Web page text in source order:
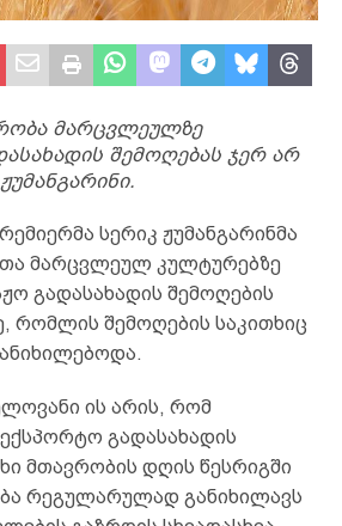
მარცვლეულზე
შემოღებას ჯერ არ
სერიკ ჟუმანგარინმა
მარცვლეულ კულტურებზე
გადასახადის შემოღების
რომლის შემოღების საკითხიც
ის არის, რომ
გადასახადის
მთავრობის დღის წესრიგში
რეგულარულად განიხილავს